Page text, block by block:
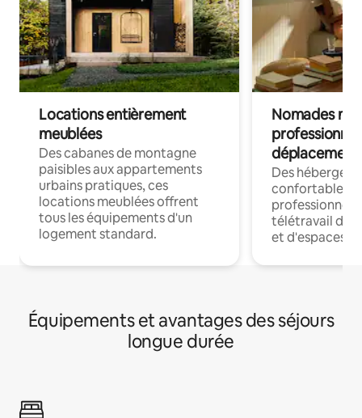
Locations entièrement
meublées
Des cabanes de montagne
paisibles aux appartements
urbains pratiques, ces
locations meublées offrent
tous les équipements d'un
logement standard.
Nomades
déplacement
Des
confortables
professionnels
télétravail
et d'espaces
Équipements et avantages des séjours
longue durée